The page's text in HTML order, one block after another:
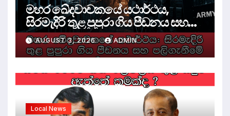
මහර ඛේදවාචකයේ යථාර්ථය,
සිරමැදිරි තුළ පුපුරා ගිය පීඩනය සහ
පලිගැනීමේ දේශපාලනය
AUGUST 3, 2026 ADMIN
Local News